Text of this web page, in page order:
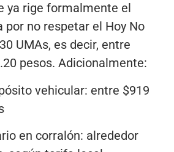
ya rige formalmente el
por no respetar el Hoy No
UMAs, es decir, entre
pesos. Adicionalmente:
vehicular: entre $919
en corralón: alrededor